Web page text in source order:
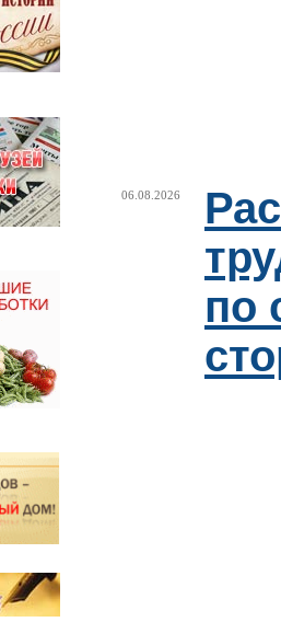
06.08.2026
по